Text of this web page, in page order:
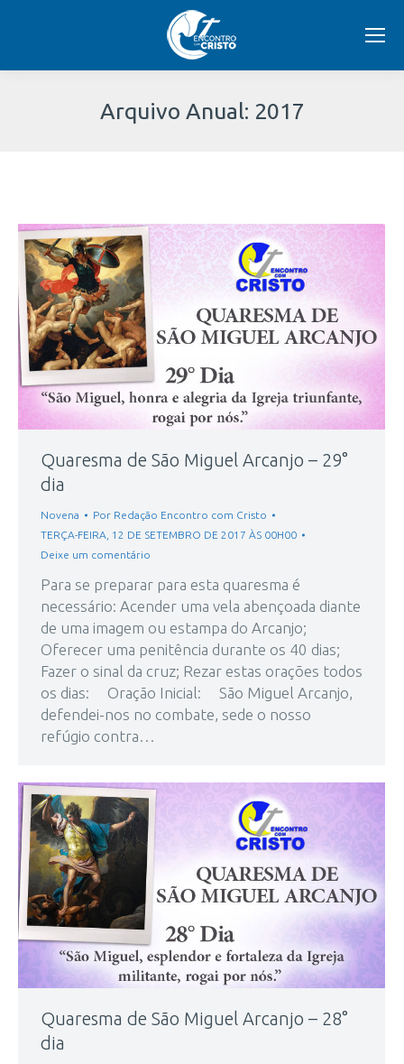
Arquivo Anual: 2017
Quaresma de São Miguel Arcanjo – 29°
dia
Novena Por Redação Encontro com Cristo
TERÇA-FEIRA, 12 DE SETEMBRO DE 2017 ÀS 00H00
Deixe um comentário
Para se preparar para esta quaresma é
necessário: Acender uma vela abençoada diante
de uma imagem ou estampa do Arcanjo;
Oferecer uma penitência durante os 40 dias;
Fazer o sinal da cruz; Rezar estas orações todos
os dias: Oração Inicial: São Miguel Arcanjo,
defendei-nos no combate, sede o nosso
refúgio contra…
Quaresma de São Miguel Arcanjo – 28°
dia